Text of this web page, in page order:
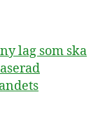
lag som ska